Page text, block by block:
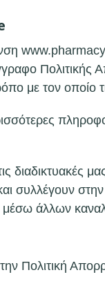
με τον οποίο
συλλέγουν
άλλων
Πολιτική